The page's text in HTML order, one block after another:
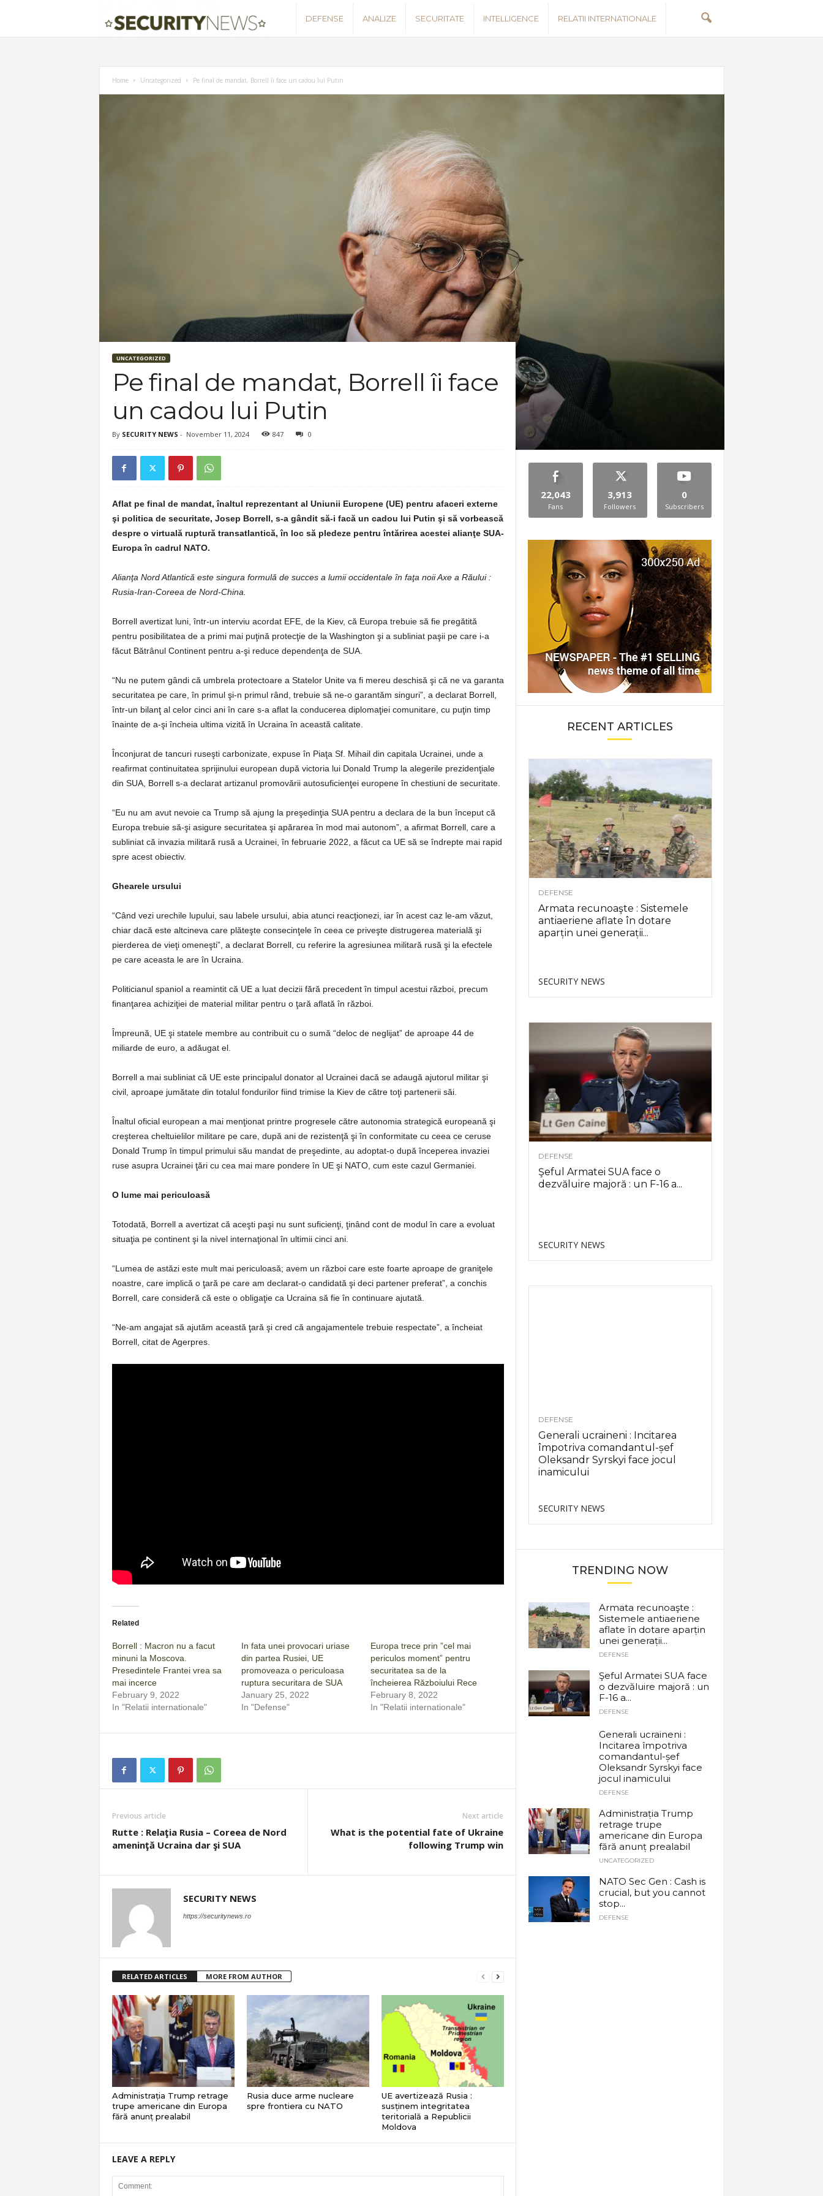
w
DEFENSE ANALIZE SECURITATE INTELLIGENCE RELATII INTERNATIONALE
Home Uncategorized Pe final de mandat, Borrell îi face un cadou lui Putin
UNCATEGORIZED
Pe final de mandat, Borrell îi face
un cadou lui Putin
By SECURITY NEWS - November 11, 2024 847 0
Aflat pe final de mandat, înaltul reprezentant al Uniunii Europene (UE) pentru afaceri externe
şi politica de securitate, Josep Borrell, s-a gândit să-i facă un cadou lui Putin şi să vorbească
despre o virtuală ruptură transatlantică, în loc să pledeze pentru întărirea acestei alianţe SUA-
Europa în cadrul NATO.
Alianţa Nord Atlantică este singura formulă de succes a lumii occidentale în faţa noii Axe a Răului :
Rusia-Iran-Coreea de Nord-China.
Borrell avertizat luni, într-un interviu acordat EFE, de la Kiev, că Europa trebuie să fie pregătită
pentru posibilitatea de a primi mai puţină protecţie de la Washington şi a subliniat paşii pe care i-a
făcut Bătrânul Continent pentru a-şi reduce dependenţa de SUA.
“Nu ne putem gândi că umbrela protectoare a Statelor Unite va fi mereu deschisă şi că ne va garanta
securitatea pe care, în primul şi-n primul rând, trebuie să ne-o garantăm singuri”, a declarat Borrell,
într-un bilanţ al celor cinci ani în care s-a aflat la conducerea diplomaţiei comunitare, cu puţin timp
înainte de a-şi încheia ultima vizită în Ucraina în această calitate.
Înconjurat de tancuri ruseşti carbonizate, expuse în Piaţa Sf. Mihail din capitala Ucrainei, unde a
reafirmat continuitatea sprijinului european după victoria lui Donald Trump la alegerile prezidenţiale
din SUA, Borrell s-a declarat artizanul promovării autosuficienţei europene în chestiuni de securitate.
“Eu nu am avut nevoie ca Trump să ajung la preşedinţia SUA pentru a declara de la bun început că
Europa trebuie să-şi asigure securitatea şi apărarea în mod mai autonom”, a afirmat Borrell, care a
subliniat că invazia militară rusă a Ucrainei, în februarie 2022, a făcut ca UE să se îndrepte mai rapid
spre acest obiectiv.
Ghearele ursului
“Când vezi urechile lupului, sau labele ursului, abia atunci reacţionezi, iar în acest caz le-am văzut,
chiar dacă este altcineva care plăteşte consecinţele în ceea ce priveşte distrugerea materială şi
pierderea de vieţi omeneşti”, a declarat Borrell, cu referire la agresiunea militară rusă şi la efectele
pe care aceasta le are în Ucraina.
Politicianul spaniol a reamintit că UE a luat decizii fără precedent în timpul acestui război, precum
finanţarea achiziţiei de material militar pentru o ţară aflată în război.
Împreună, UE şi statele membre au contribuit cu o sumă “deloc de neglijat” de aproape 44 de
miliarde de euro, a adăugat el.
Borrell a mai subliniat că UE este principalul donator al Ucrainei dacă se adaugă ajutorul militar şi
civil, aproape jumătate din totalul fondurilor fiind trimise la Kiev de către toţi partenerii săi.
Înaltul oficial european a mai menţionat printre progresele către autonomia strategică europeană şi
creşterea cheltuielilor militare pe care, după ani de rezistenţă şi în conformitate cu ceea ce ceruse
Donald Trump în timpul primului său mandat de preşedinte, au adoptat-o după începerea invaziei
ruse asupra Ucrainei ţări cu cea mai mare pondere în UE şi NATO, cum este cazul Germaniei.
O lume mai periculoasă
Totodată, Borrell a avertizat că aceşti paşi nu sunt suficienţi, ţinând cont de modul în care a evoluat
situaţia pe continent şi la nivel internaţional în ultimii cinci ani.
“Lumea de astăzi este mult mai periculoasă; avem un război care este foarte aproape de graniţele
noastre, care implică o ţară pe care am declarat-o candidată şi deci partener preferat”, a conchis
Borrell, care consideră că este o obligaţie ca Ucraina să fie în continuare ajutată.
“Ne-am angajat să ajutăm această ţară şi cred că angajamentele trebuie respectate”, a încheiat
Borrell, citat de Agerpres.
Related
Borrell : Macron nu a facut
minuni la Moscova.
Presedintele Frantei vrea sa
mai incerce
February 9, 2022
In "Relatii internationale"
In fata unei provocari uriase
din partea Rusiei, UE
promoveaza o periculoasa
ruptura securitara de SUA
January 25, 2022
In "Defense"
Europa trece prin ”cel mai
periculos moment” pentru
securitatea sa de la
încheierea Războiului Rece
February 8, 2022
In "Relatii internationale"
Previous article
Rutte : Relaţia Rusia – Coreea de Nord
ameninţă Ucraina dar şi SUA
Next article
What is the potential fate of Ukraine
following Trump win
SECURITY NEWS
https://securitynews.ro
RELATED ARTICLES MORE FROM AUTHOR
Administrația Trump retrage
trupe americane din Europa
fără anunț prealabil
Rusia duce arme nucleare
spre frontiera cu NATO
UE avertizează Rusia :
susținem integritatea
teritorială a Republicii
Moldova
LEAVE A REPLY
22,043
Fans
3,913
Followers
0
Subscribers
RECENT ARTICLES
DEFENSE
Armata recunoaşte : Sistemele
antiaeriene aflate în dotare
aparțin unei generații...
SECURITY NEWS
DEFENSE
Şeful Armatei SUA face o
dezvăluire majoră : un F-16 a...
SECURITY NEWS
DEFENSE
Generali ucraineni : Incitarea
împotriva comandantul-șef
Oleksandr Syrskyi face jocul
inamicului
SECURITY NEWS
TRENDING NOW
Armata recunoaşte :
Sistemele antiaeriene
aflate în dotare aparțin
unei generații...
DEFENSE
Şeful Armatei SUA face
o dezvăluire majoră : un
F-16 a...
DEFENSE
Generali ucraineni :
Incitarea împotriva
comandantul-șef
Oleksandr Syrskyi face
jocul inamicului
DEFENSE
Administrația Trump
retrage trupe
americane din Europa
fără anunț prealabil
UNCATEGORIZED
NATO Sec Gen : Cash is
crucial, but you cannot
stop...
DEFENSE